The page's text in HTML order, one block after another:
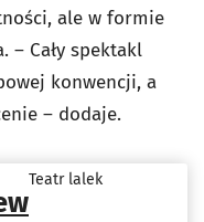
ale w formie
– Cały spektakl
konwencji, a
– dodaje.
Teatr lalek